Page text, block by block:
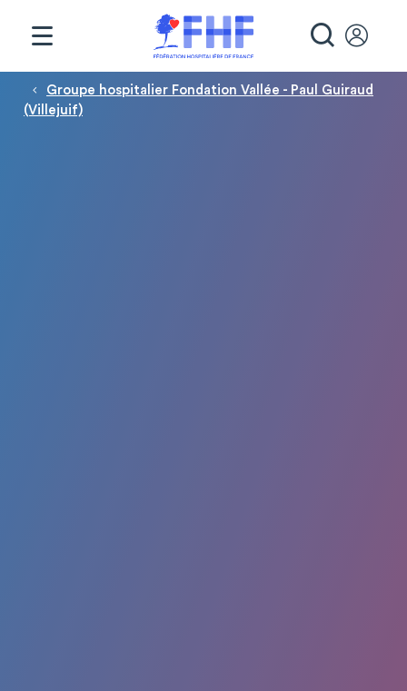
Fil d'Ariane
Groupe hospitalier Fondation Vallée - Paul Guiraud
(Villejuif)
Panneau de gestion des cookies